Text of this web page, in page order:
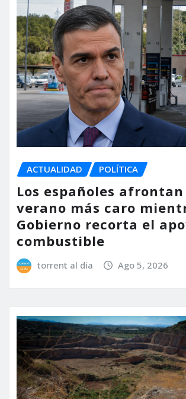
ACTUALIDAD POLÍTICA
Los españoles afrontan
verano más caro
Gobierno recorta el
combustible
torrent al dia Ago 5, 2026